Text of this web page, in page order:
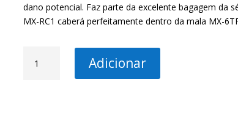
dano potencial. Faz parte da excelente bagagem da
MX-RC1 caberá perfeitamente dentro da mala MX-
Adicionar